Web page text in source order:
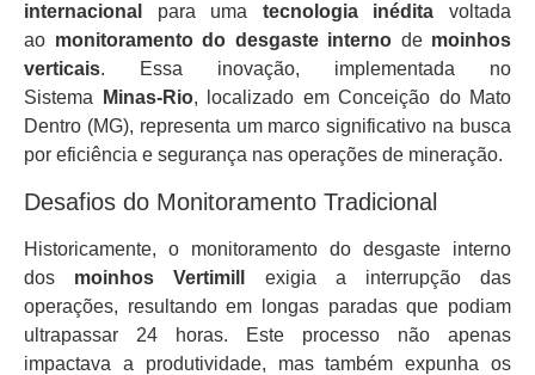
internacional
para uma tecnologia inédita voltada
ao monitoramento do desgaste interno de moinhos
verticais. Essa inovação, implementada no
Sistema
Minas-Rio, localizado em Conceição do Mato
Dentro (MG), representa um marco significativo na busca
por eficiência e segurança nas operações de mineração.
Desafios do Monitoramento Tradicional
Historicamente, o monitoramento do desgaste interno
dos moinhos Vertimill
exigia a interrupção das
operações, resultando em longas paradas que podiam
ultrapassar 24 horas. Este processo não apenas
impactava a produtividade, mas também expunha os